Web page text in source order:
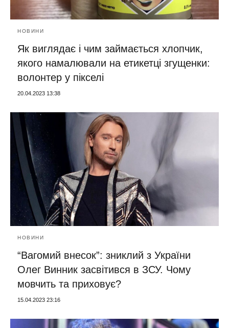
НОВИНИ
Як виглядає і чим займається хлопчик,
якого намалювали на етикетці згущенки:
волонтер у пікселі
20.04.2023 13:38
НОВИНИ
“Вагомий внесок”: зниклий з України
Олег Винник засвітився в ЗСУ. Чому
мовчить та приховує?
15.04.2023 23:16